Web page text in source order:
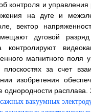
контроля и
на дуге и
вектор
дуговой
магнитного
за счет
изобретения
однородности расплава.